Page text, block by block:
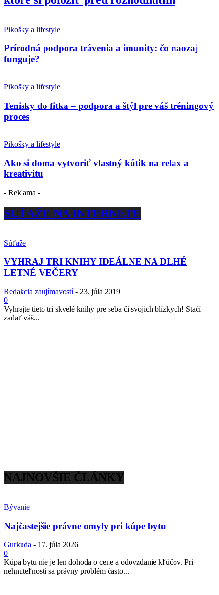
Pikošky a lifestyle
Prírodná podpora trávenia a imunity: čo naozaj
funguje?
Pikošky a lifestyle
Tenisky do fitka – podpora a štýl pre váš tréningový
proces
Pikošky a lifestyle
Ako si doma vytvoriť vlastný kútik na relax a
kreativitu
- Reklama -
SÚŤAŽE NA INTERNETE
Súťaže
VYHRAJ TRI KNIHY IDEÁLNE NA DLHÉ
LETNÉ VEČERY
Redakcia zaujímavostí - 23. júla 2019
0
Vyhrajte tieto tri skvelé knihy pre seba či svojich blízkych! Stačí
zadať váš...
NAJNOVŠIE ČLÁNKY
Bývanie
Najčastejšie právne omyly pri kúpe bytu
Gurkuda - 17. júla 2026
0
Kúpa bytu nie je len dohoda o cene a odovzdanie kľúčov. Pri
nehnuteľnosti sa právny problém často...